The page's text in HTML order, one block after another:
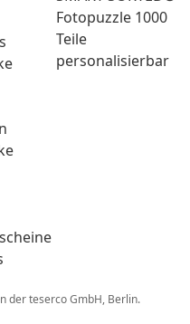
Fotopuzzle 1000
Teile
personalisierbar
der teserco GmbH, Berlin.